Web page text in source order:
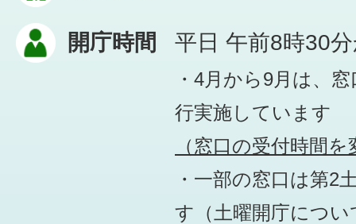
開庁時間 平日 午前8時30
・4月から9月は、
行実施しています
（窓口の受付時間
・一部の窓口は第2
す （土曜開庁につ